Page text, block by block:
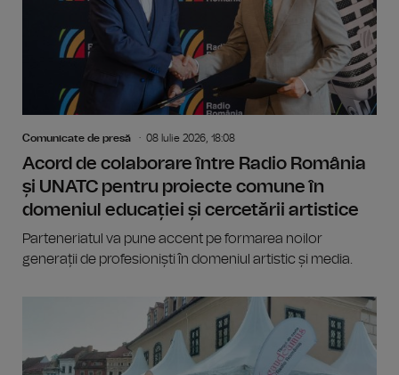
Comunicate de presă 08 Iulie 2026, 18:08
Acord de colaborare între Radio România
și UNATC pentru proiecte comune în
domeniul educației și cercetării artistice
Parteneriatul va pune accent pe formarea noilor
generații de profesioniști în domeniul artistic și media.